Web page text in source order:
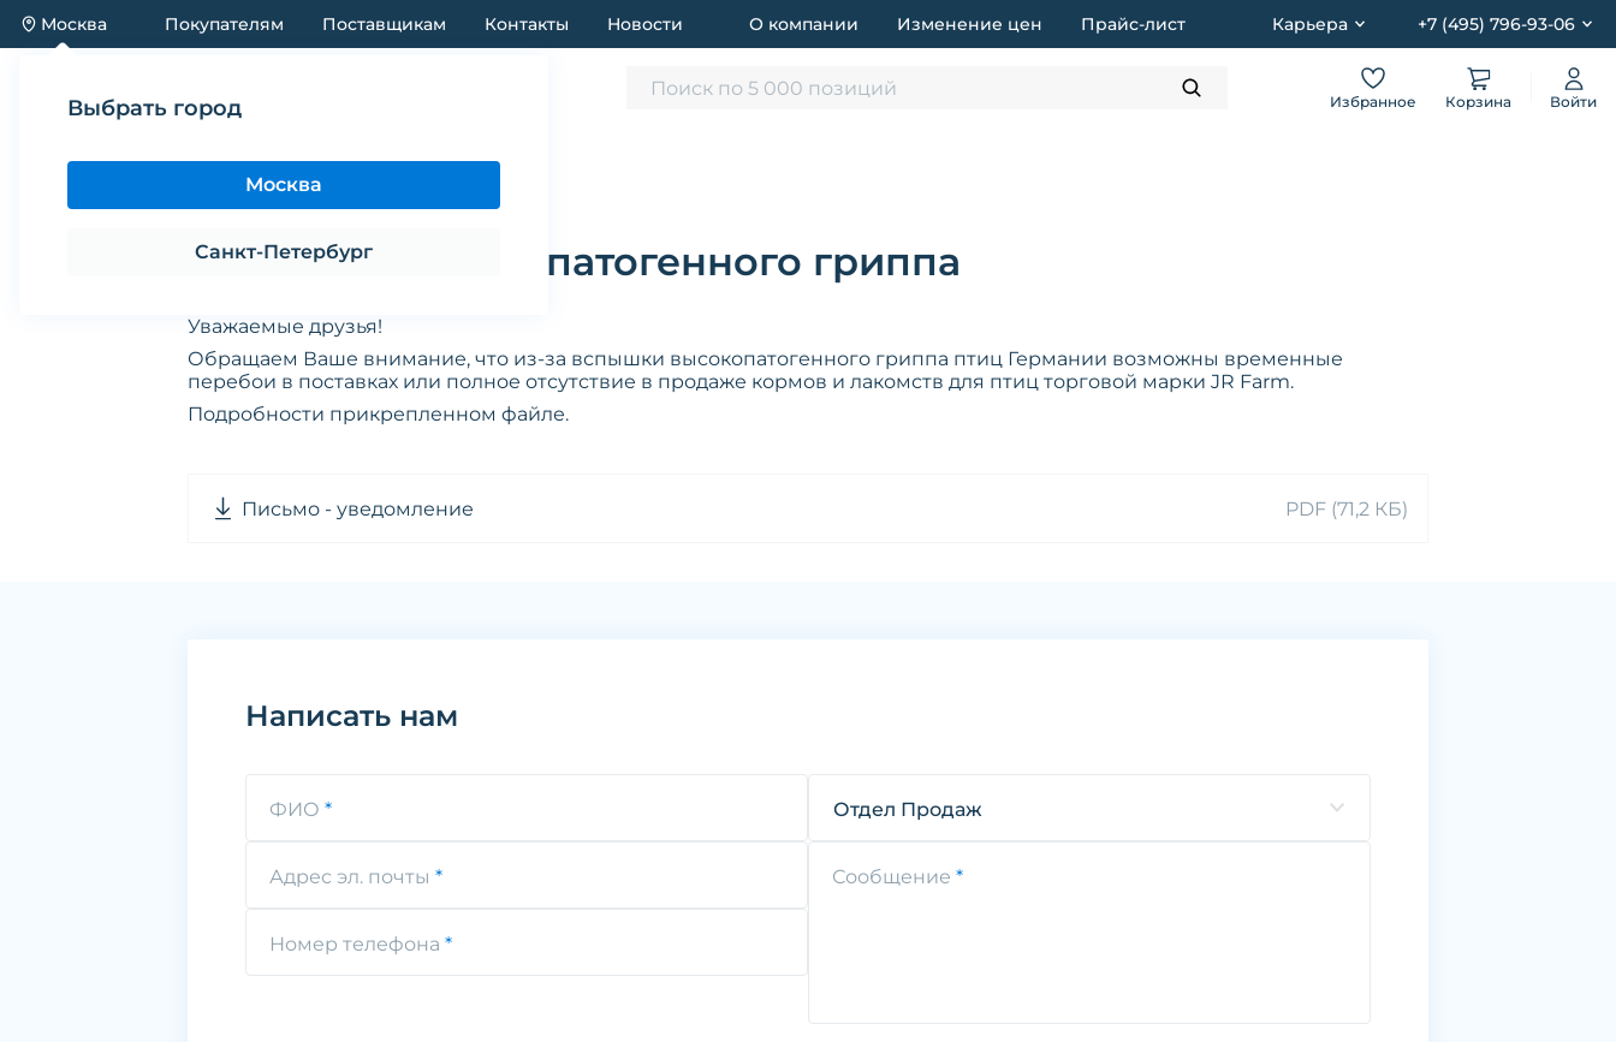
Москва Покупателям Поставщикам Контакты Новости О компании Изменение цен Прайс-лист Карьера +7 (495) 796-93-06
Поиск по 5 000 позиций
Избранное Корзина Войти
Новости Вспышка высокопатогенного гриппа
Вспышка высокопатогенного гриппа
Уважаемые друзья!
Обращаем Ваше внимание, что из-за вспышки высокопатогенного гриппа птиц Германии возможны временные
перебои в поставках или полное отсутствие в продаже кормов и лакомств для птиц торговой марки JR Farm.
Подробности прикрепленном файле.
Письмо - уведомление PDF (71,2 КБ)
Написать нам
ФИО
Адрес эл. почты
Номер телефона
Отдел Продаж
Сообщение